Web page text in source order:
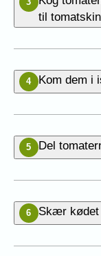
til
4 Kom dem i
5 Del
6 Skær kødet